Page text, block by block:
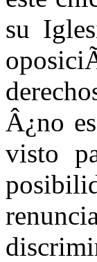
su
Â¿no
visto